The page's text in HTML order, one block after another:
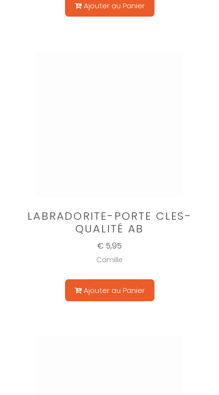
Ajouter au Panier
LABRADORITE-PORTE CLES-
QUALITÉ AB
€ 5,95
Camille
Ajouter au Panier